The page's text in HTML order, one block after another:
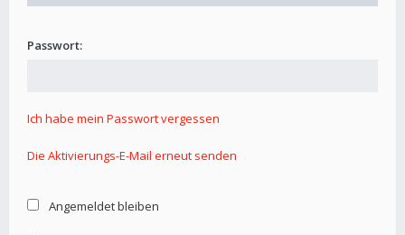
Passwort:
Ich habe mein Passwort vergessen
Die Aktivierungs-E-Mail erneut senden
Angemeldet bleiben